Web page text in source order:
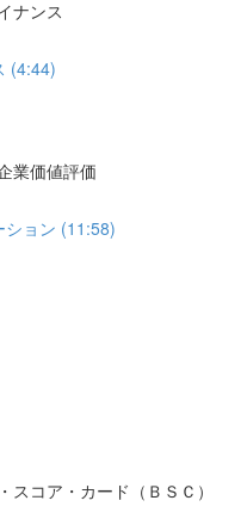
ナンス
(4:44)
価値評価
ョン (11:58)
コア・カード（ＢＳＣ）